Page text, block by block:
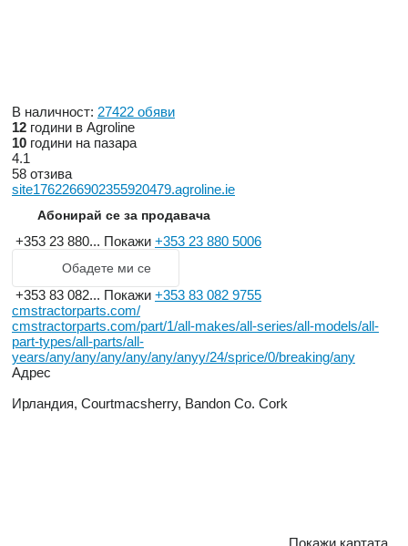
В наличност: 27422 обяви
12 години в Agroline
10 години на пазара
4.1
58 отзива
site1762266902355920479.agroline.ie
Абонирай се за продавача
+353 23 880... Покажи +353 23 880 5006
Обадете ми се
+353 83 082... Покажи +353 83 082 9755
cmstractorparts.com/
cmstractorparts.com/part/1/all-makes/all-series/all-models/all-
part-types/all-parts/all-
years/any/any/any/any/any/anyy/24/sprice/0/breaking/any
Адрес
Ирландия, Courtmacsherry, Bandon Co. Cork